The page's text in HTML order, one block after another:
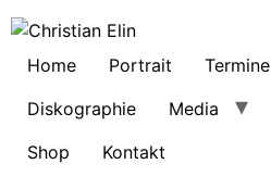
Home Portrait Termine
Diskographie
Media
Shop
Kontakt